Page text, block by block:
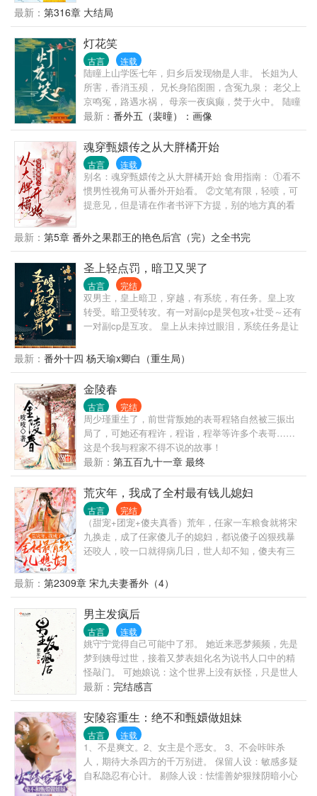
辈上山打猎，捡到大灵芝，解了家里的燃眉之急。 出
生半年，父亲金榜题名被钦点为探花，光宗耀祖。为
官后，更是在小乖宝的护佑下，先后种出亩产数千斤
的高产新粮种，轰动天下。一路顺风顺水，步步高
升。 众勋贵大佬看着在帝王面前，不着痕迹给亲爹邀
功捞好处的蒋禹清，再看看自家那群只会争风吃醋的
嫡女庶女，羡慕的眼泪从嘴角流下来。 躺赢的蒋爹弱
弱的举手：我说真不是我教的，你们信吗？ 众大佬：
阿呸...... 眼看着小姑娘越来越出色，引的一众狂风浪
成河：孤养大的花，尔敢！
最新： 第316章 大结局
灯花笑
古言 连载
陆瞳上山学医七年，归乡后发现物是人非。 长姐为人
所害，香消玉殒， 兄长身陷囹圄，含冤九泉； 老父上
京鸣冤，路遇水祸， 母亲一夜疯癫，焚于火中。 陆瞳
收拾收拾医箱，杀上京洲。 欠债还钱，杀人偿命！ 若
无判官，我为阎罗！ * 京中世宦家族接连出事， 殿前
司指挥使裴云暎暗中调查此事， 仁心医馆的医女成了
他的怀疑对象。 不过...... 没等他找到证据， 那姑娘先
对他动手了。 * 疯批医女x心机指挥使，日更，每天早
上七点更新，请支持正版茶～
最新： 番外五（裴曈）：画像
魂穿甄嬛传之从大胖橘开始
古言 连载
别名：魂穿甄嬛传之从大胖橘开始 食用指南： ①看不
惯男性视角可从番外开始看。 ②文笔有限，轻喷，可
提意见，但是请在作者书评下方提，别的地方真的看
爱情，有自曝环节，不喜还请跳过。 「金手指强大每
个世界一个金手指＋男性向」 宋祁穿越了，成了剧中
的大胖橘。 嗯，年轻了，后宫还佳丽三千，宋祁表示
赚了，可后宫妃嫔接二连三的重生，让宋祁怀疑人
生…… 还好金手指够大，宋祁费死费活的当了那么多
年的打工人，成就了大好帝国。原本以为可以躺平
了，却不曾想……这仅仅是开始。 （最后，谢谢大家
观看，简介无能，请看正文） 1.大胖橘?? 2.温实初??
五蛋弘昼?? 番外一：当宜修穿成沈眉庄?? 番外二：当
安陵容长得像柔则?? 番外三：宜修变成如懿?? 番外
四：果郡王的艳色后宫?? 全书完结
最新： 第5章 番外之果郡王的艳色后宫（完）之全书完
圣上轻点罚，暗卫又哭了
古言 完结
双男主，皇上暗卫，穿越，有系统，有任务。皇上攻
转受。暗卫受转攻。有一对副cp是哭包攻+壮受～还有
一对副cp是互攻。 皇上从未掉过眼泪，系统任务是让
勿带脑子，主打一个爽文，愉快恋爱，双向奔赴，甜
宠。前期有轻虐身，不虐心。全程甜宠～ 这是什么人
间疾苦！林默欲哭无泪，刚刚升任大区总监的他在庆
功宴上就被电晕，醒过来竟然在皇帝苏景皓的榻上！
成了皇帝的暗卫！差点就成了男宠！ “我不要做男
宠。” “好，升暗卫统领。” “我要出任务。” “好，不许受
伤。” 见过皇帝保护暗卫的吗！那要暗卫做什么！ 职
业自尊心稀碎—— “北国叛乱，我要做将军。” “好，许
你千军万马，但要为朕完璧而归。” 一边罚一边心疼落
已经完成，可以回现代世界升官发财娶老婆了。 凌
漠：他为我掉这么多泪，我还他一生一世——
最新： 番外十四 杨天瑜x卿白（重生局）
金陵春
古言 完结
周少瑾重生了，前世背叛她的表哥程辂自然被三振出
局了，可她还有程许，程诣，程举等许多个表哥……
这是个我与程家不得不说的故事！
最新： 第五百九十一章 最终
荒灾年，我成了全村最有钱儿媳妇
古言 完结
（甜宠+团宠+傻夫真香）荒年，任家一车粮食就将宋
九换走，成了任家傻儿子的媳妇，都说傻子凶狠残暴
还咬人，咬一口就得病几日，世人却不知，傻夫有三
嫁到任家就成了团宠，好事一桩连一桩，任家生活也
越过越好。 只是她这个傻夫身份却变得不简单，亲生
父母来相认，爹不疼娘不爱？没关系，宋九护短疼丈
夫。斗极品虐渣渣，带着傻夫发家致富，谁也别想欺
负他。 宋九：“荣长只有我能欺负。” 任荣长：“只有媳
妇能欺负我，其他人都不准欺负我媳妇。”
最新： 第2309章 宋九夫妻番外（4）
男主发疯后
古言 连载
姚守宁觉得自己可能中了邪。 她近来恶梦频频，先是
梦到姨母过世，接着又梦表姐化名为说书人口中的精
怪敲门。 可她娘说：这个世界上没有妖怪，只是世人
愚昧，受传说蒙蔽。 只是下一刻，恶梦成真。 她看到
表姐披麻戴孝，带着姨母的死讯而来，长相还与她梦
境之中一致； 她听到表姐的身体之中，还隐藏着另一
道对她恶意极大的声音。 貌美如花的少年救了她娘
后，被古怪的黑气钻入身体。 一切都与她娘说的完全
不一致。 就在这些事情发生后不久，姚守宁就听到了
长公主家的那位陆世子，突然发了疯的传闻。
最新： 完结感言
安陵容重生：绝不和甄嬛做姐妹
古言 连载
1、不是爽文。2、女主是个恶女。 3、不会咔咔杀
人，期待大杀四方的千万别进。 保留人设：敏感多疑
自私隐忍有心计。 剔除人设：怯懦善妒狠辣阴暗小心